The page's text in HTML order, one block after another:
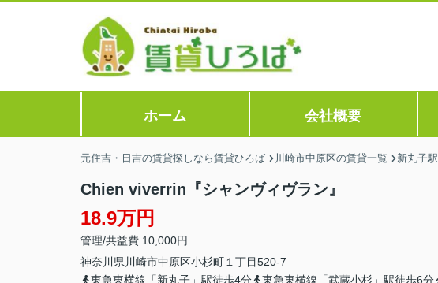
ホーム 会社概要
元住吉・日吉の賃貸探しなら賃貸ひろば 川崎市中原区の賃貸一覧 新丸子駅
Chien viverrin『シャンヴィヴラン』
18.9万円
管理/共益費 10,000円
神奈川県 川崎市中原区小杉町 １丁目520-7
東急東横線「新丸子」駅徒歩4分
東急東横線「武蔵小杉」駅徒歩6分